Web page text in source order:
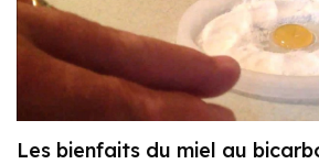
Les bienfaits du miel au